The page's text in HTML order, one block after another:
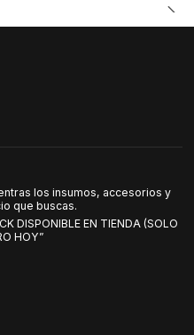
los insumos, accesorios y
que buscas.
DISPONIBLE EN TIENDA (SOLO
HOY”